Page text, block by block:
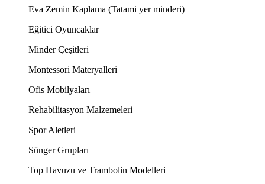
Eva Zemin Kaplama (Tatami yer minderi)
Eğitici Oyuncaklar
Minder Çeşitleri
Montessori Materyalleri
Ofis Mobilyaları
Rehabilitasyon Malzemeleri
Spor Aletleri
Sünger Grupları
Top Havuzu ve Trambolin Modelleri